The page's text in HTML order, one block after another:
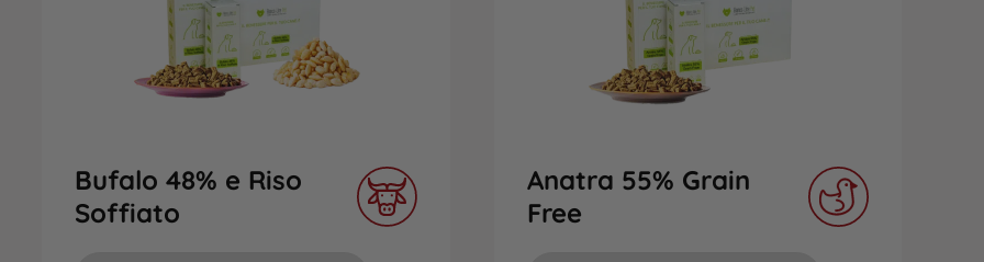
Bufalo 48% e Riso
Soffiato
Anatra 55% Grain
Free